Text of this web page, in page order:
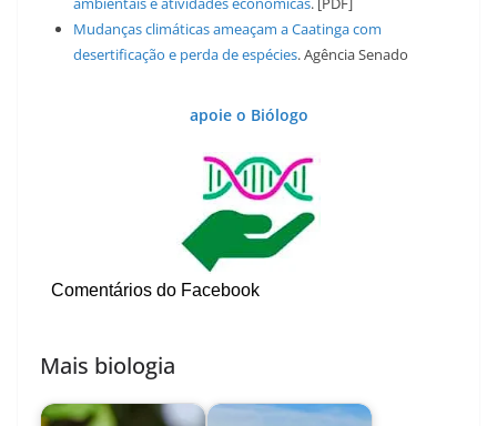
Mudanças climáticas ameaçam a Caatinga com
desertificação e perda de espécies. Agência Senado
apoie o Biólogo
Comentários do Facebook
Mais biologia